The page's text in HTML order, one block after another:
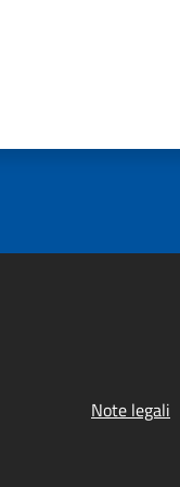
Note legali